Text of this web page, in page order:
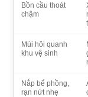
Bồn cầu thoát
chậm
Mùi hôi quanh
khu vệ sinh
Nắp bể phồng,
rạn nứt nhẹ